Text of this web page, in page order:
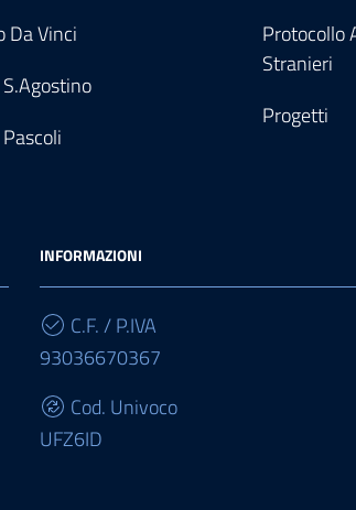
Da Vinci
Protocollo
Stranieri
Progetti
INFORMAZIONI
C.F. / P.IVA
93036670367
Cod. Univoco
UFZ6ID